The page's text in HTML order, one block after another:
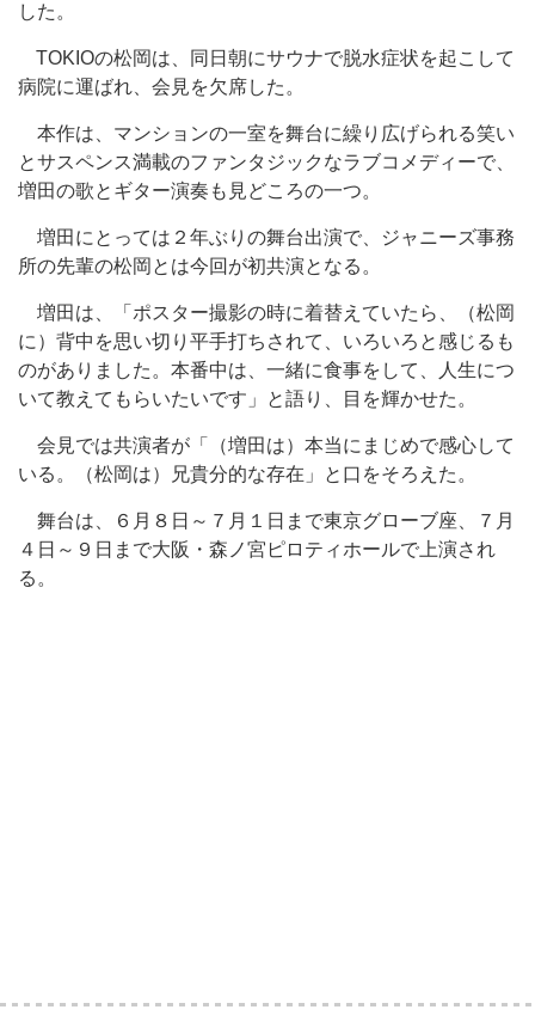
した。
TOKIOの松岡は、同日朝にサウナで脱水症状を起こして
病院に運ばれ、会見を欠席した。
本作は、マンションの一室を舞台に繰り広げられる笑い
とサスペンス満載のファンタジックなラブコメディーで、
増田の歌とギター演奏も見どころの一つ。
増田にとっては２年ぶりの舞台出演で、ジャニーズ事務
所の先輩の松岡とは今回が初共演となる。
増田は、「ポスター撮影の時に着替えていたら、（松岡
に）背中を思い切り平手打ちされて、いろいろと感じるも
のがありました。本番中は、一緒に食事をして、人生につ
いて教えてもらいたいです」と語り、目を輝かせた。
会見では共演者が「（増田は）本当にまじめで感心して
いる。（松岡は）兄貴分的な存在」と口をそろえた。
舞台は、６月８日～７月１日まで東京グローブ座、７月
４日～９日まで大阪・森ノ宮ピロティホールで上演され
る。